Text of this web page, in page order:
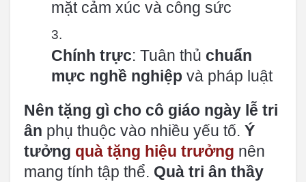
mặt cảm xúc và công sức
Chính trực: Tuân thủ chuẩn
mực nghề nghiệp và pháp luật
Nên tặng gì cho cô giáo ngày lễ tri
ân phụ thuộc vào nhiều yếu tố. Ý
tưởng quà tặng hiệu trưởng nên
mang tính tập thể. Quà tri ân thầy